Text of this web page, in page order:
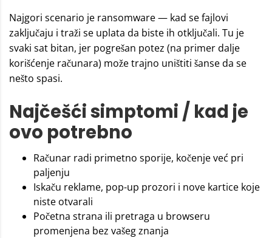
Najgori scenario je ransomware — kad se fajlovi
zaključaju i traži se uplata da biste ih otključali. Tu je
svaki sat bitan, jer pogrešan potez (na primer dalje
korišćenje računara) može trajno uništiti šanse da se
nešto spasi.
Najčešći simptomi / kad je
ovo potrebno
Računar radi primetno sporije, kočenje već pri
paljenju
Iskaču reklame, pop-up prozori i nove kartice koje
niste otvarali
Početna strana ili pretraga u browseru
promenjena bez vašeg znanja